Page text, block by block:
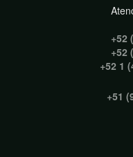
+52
+52
+52 1
+51